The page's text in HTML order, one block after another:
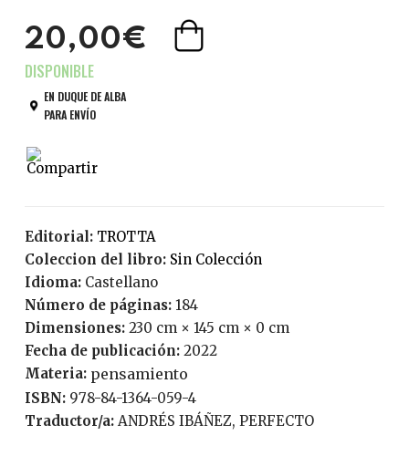
20,00€
EN DUQUE DE ALBA
PARA ENVÍO
Editorial:
TROTTA
Coleccion del libro:
Sin Colección
Idioma:
Castellano
Número de páginas: 184
Dimensiones: 230 cm × 145 cm × 0 cm
Fecha de publicación:
2022
Materia: pensamiento
ISBN:
978-84-1364-059-4
Traductor/a:
ANDRÉS IBÁÑEZ, PERFECTO